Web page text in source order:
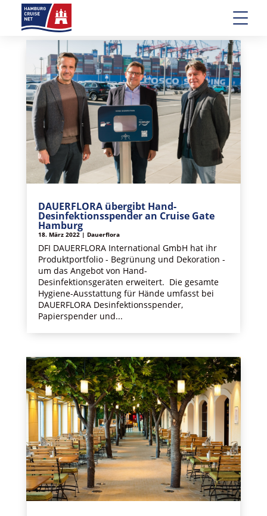
DAUERFLORA übergibt Hand-
Desinfektionsspender an Cruise Gate
Hamburg
18. März 2022| Dauerflora
DFI DAUERFLORA International GmbH hat ihr
Produktportfolio - Begrünung und Dekoration -
um das Angebot von Hand-
Desinfektionsgeräten erweitert. Die gesamte
Hygiene-Ausstattung für Hände umfasst bei
DAUERFLORA Desinfektionsspender,
Papierspender und...